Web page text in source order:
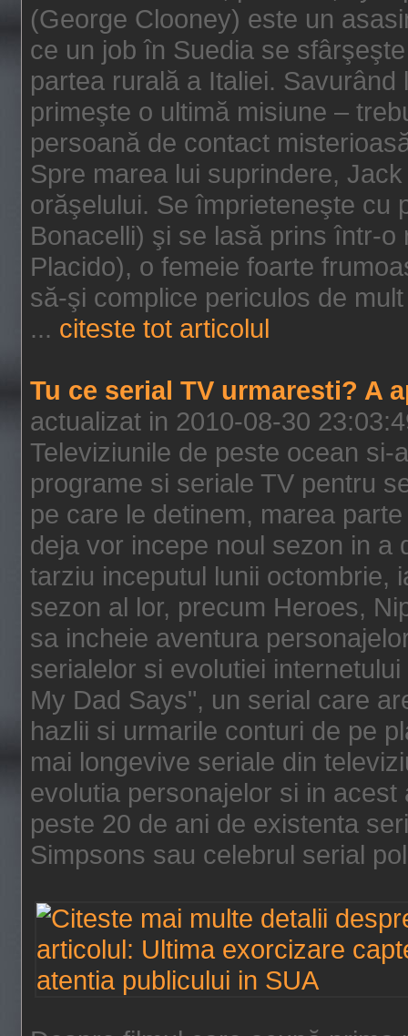
(George Clooney) este un
ce un job în Suedia se
partea rurală a Italiei.
primeşte o ultimă misiune –
persoană de contact
Spre marea lui suprindere,
orăşelului. Se împrieteneşte cu
Bonacelli) şi se lasă prins într-
Placido), o femeie foarte
să-şi complice periculos de
... citeste tot articolul
Tu ce serial TV urmaresti? A
actualizat in 2010-08-30
Televiziunile de peste ocean si-
programe si seriale TV pentru
pe care le detinem, marea
deja vor incepe noul sezon in a
tarziu inceputul lunii octombrie,
sezon al lor, precum Heroes,
sa incheie aventura
serialelor si evolutiei
My Dad Says", un serial care
hazlii si urmarile conturi de pe
mai longevive seriale din
evolutia personajelor si in
peste 20 de ani de existenta
Simpsons sau celebrul serial